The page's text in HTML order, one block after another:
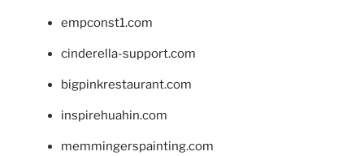
empconst1.com
cinderella-support.com
bigpinkrestaurant.com
inspirehuahin.com
memmingerspainting.com